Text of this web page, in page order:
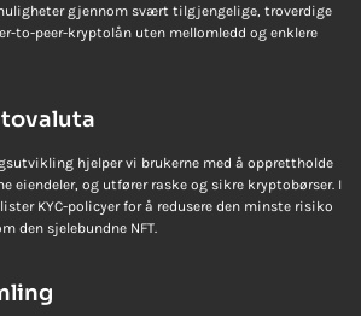
gjennom svært tilgjengelige, troverdige
to-peer-kryptolån uten mellomledd og enklere
hjelper vi brukerne med å opprettholde
eiendeler, og utfører raske og sikre kryptobørser. I
KYC-policyer for å redusere den minste risiko
den sjelebundne NFT.